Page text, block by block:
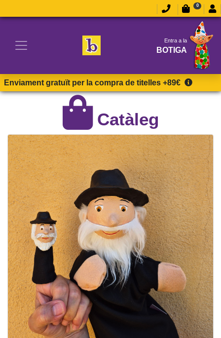
0
Entra a la
BOTIGA
Enviament gratuït per la compra de titelles +89€
Catàleg